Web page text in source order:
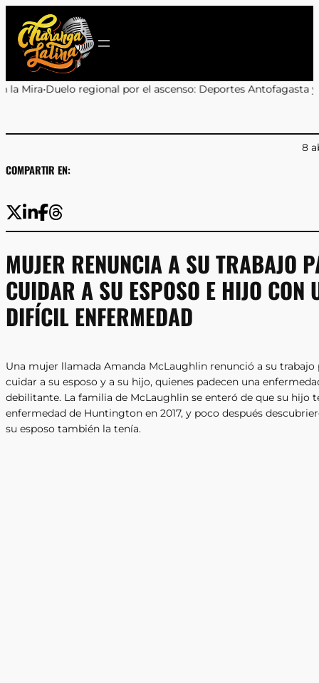
contenido
por el ascenso: Deportes Antofagasta y Cobreloa se
COMPARTIR EN:
8
MUJER RENUNCIA A SU TRABAJO
CUIDAR A SU ESPOSO E HIJO CON
DIFÍCIL ENFERMEDAD
Una mujer llamada Amanda McLaughlin renunció a su trabajo
cuidar a su esposo y a su hijo, quienes padecen una
debilitante. La familia de McLaughlin se enteró de que su hijo
enfermedad de Huntington en 2017, y poco después
su esposo también la tenía.